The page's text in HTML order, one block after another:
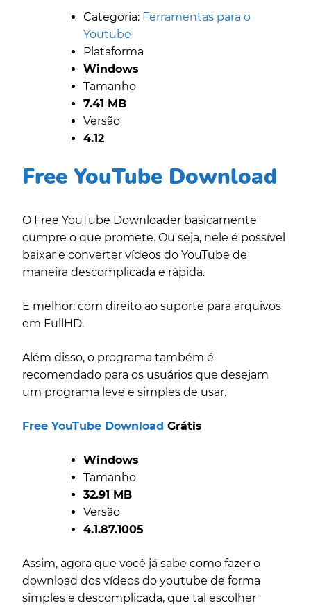
Categoria: Ferramentas para o
Youtube
Plataforma
Windows
Tamanho
7.41 MB
Versão
4.12
Free YouTube Download
O Free YouTube Downloader basicamente
cumpre o que promete. Ou seja, nele é possível
baixar e converter vídeos do YouTube de
maneira descomplicada e rápida.
E melhor: com direito ao suporte para arquivos
em FullHD.
Além disso, o programa também é
recomendado para os usuários que desejam
um programa leve e simples de usar.
Free YouTube Download Grátis
Windows
Tamanho
32.91 MB
Versão
4.1.87.1005
Assim, agora que você já sabe como fazer o
download dos vídeos do youtube de forma
simples e descomplicada, que tal escolher